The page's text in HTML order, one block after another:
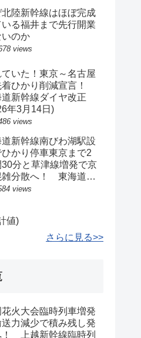
北陸新幹線はほぼ完成
いる福井まで先行開業
いのか
views
いた！東京～名古屋
着ひかり削減宣言！
新幹線ダイヤ改正
年3月14日)
views
新幹線南びわ湖駅設
かり停車東京まで2
30分と草津線増発で京
雑分散へ！ 東海道新
ダイヤ改正予測(2040
views
値)
さらに見る>>
火大会臨時列車増発
送力減少で積み残し発
！ 上越新幹線臨時列